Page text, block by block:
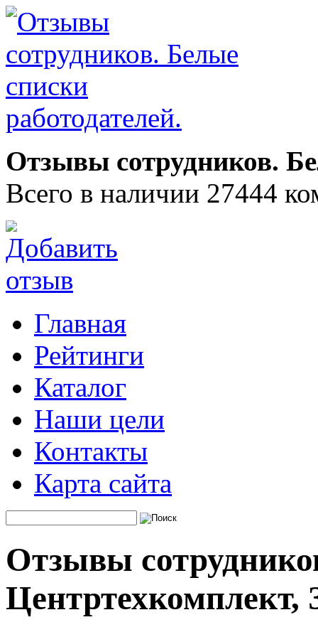
Отзывы сотрудников.
Всего в наличии 27444
Главная
Рейтинги
Каталог
Наши цели
Контакты
Карта сайта
Отзывы